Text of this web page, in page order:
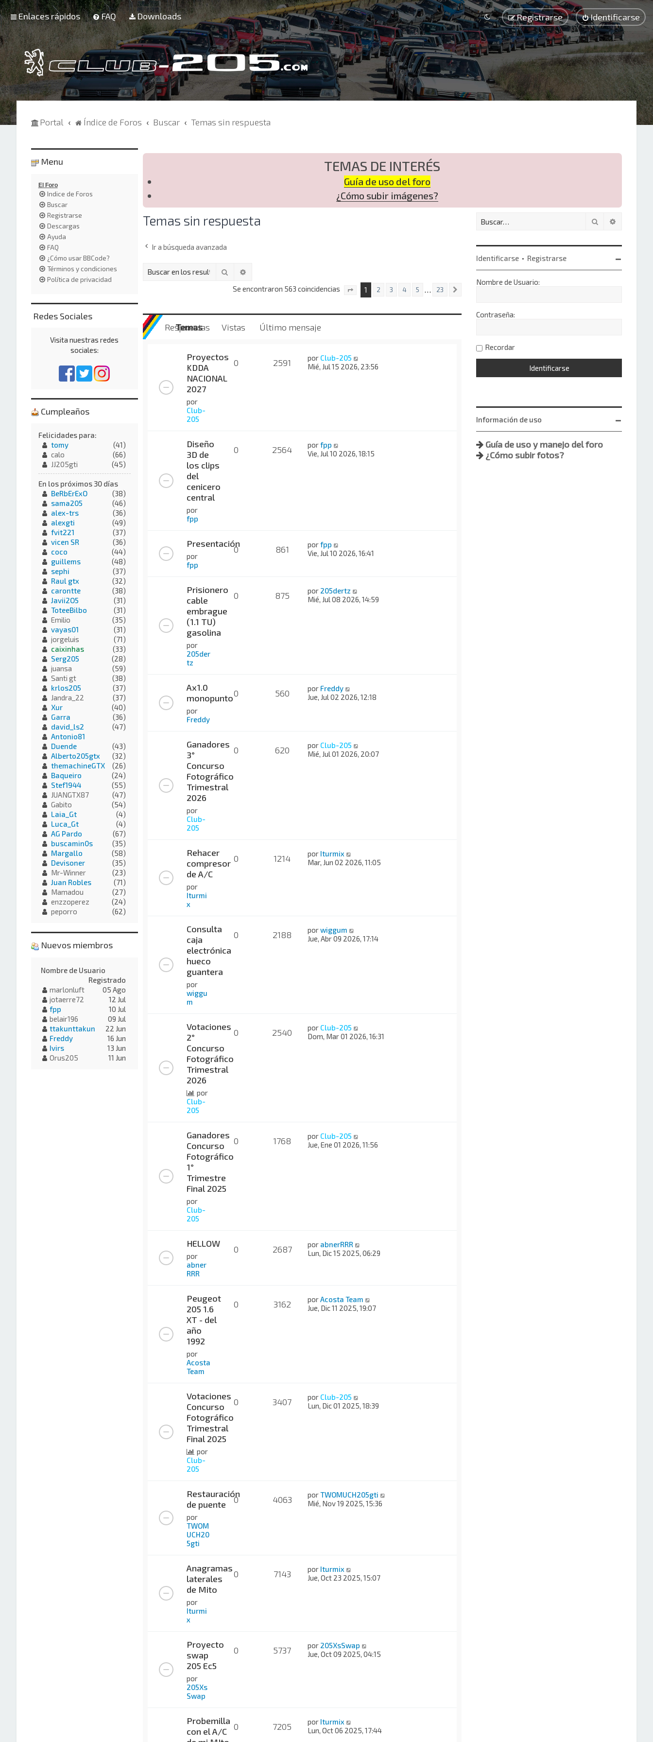
Enlaces rápidos FAQ Downloads Identificarse
Registrarse
Portal Índice de Foros Buscar Temas sin respuesta
TEMAS DE INTERÉS
Guía de uso del foro
¿Cómo subir imágenes?
Temas sin respuesta
Ir a búsqueda avanzada
Buscar
Se encontraron 563 coincidencias Página1 de23
1 2 3 4 5 … 23
Temas
Respuestas Vistas Último mensaje
Proyectos
KDDA
NACIONAL
2027
por
Club-
205
0 2591 por Club-205
Mié, Jul 15 2026, 23:56
Diseño
3D de
los clips
del
cenicero
central
por
fpp
0 2564 porfpp
Vie, Jul 10 2026, 18:15
Presentación
por
fpp
0 861 porfpp
Vie, Jul 10 2026, 16:41
Prisionero
cable
embrague
(1.1 TU)
gasolina
por
205der
tz
0 875 por 205dertz
Mié, Jul 08 2026, 14:59
Ax1.0
monopunto
por
Freddy
0 560 por Freddy
Jue, Jul 02 2026, 12:18
Ganadores
3°
Concurso
Fotográfico
Trimestral
2026
por
Club-
205
0 620 por Club-205
Mié, Jul 01 2026, 20:07
Rehacer
compresor
de A/C
por
Iturmi
x
0 1214 por Iturmix
Mar, Jun 02 2026, 11:05
Consulta
caja
electrónica
hueco
guantera
por
wiggu
m
0 2188 porwiggum
Jue, Abr 09 2026, 17:14
Votaciones
2°
Concurso
Fotográfico
Trimestral
2026
por
Club-
205
0 2540 por Club-205
Dom, Mar 01 2026, 16:31
Ganadores
Concurso
Fotográfico
1°
Trimestre
Final 2025
por
Club-
205
0 1768 por Club-205
Jue, Ene 01 2026, 11:56
HELLOW
por
abner
RRR
0 2687 por abnerRRR
Lun, Dic 15 2025, 06:29
Peugeot
205 1.6
XT - del
año
1992
por
Acosta
Team
0 3162 porAcosta Team
Jue, Dic 11 2025, 19:07
Votaciones
Concurso
Fotográfico
Trimestral
Final 2025
por
Club-
205
0 3407 por Club-205
Lun, Dic 01 2025, 18:39
Restauración
de puente
por
TWOM
UCH20
5gti
0 4063 porTWOMUCH205gti
Mié, Nov 19 2025, 15:36
Anagramas
laterales
de Mito
por
Iturmi
x
0 7143 por Iturmix
Jue, Oct 23 2025, 15:07
Proyecto
swap
205 Ec5
por
205Xs
Swap
0 5737 por 205XsSwap
Jue, Oct 09 2025, 04:15
Probemilla
con el A/C
0 7205 por Iturmix
Lun, Oct 06 2025, 17:44
Buscar
Identificarse • Registrarse
Nombre de Usuario:
Contraseña:
Recordar
Información de uso
Guía de uso y manejo del foro
¿Cómo subir fotos?
Menu
El Foro
Indice de Foros
Buscar
Registrarse
Descargas
Ayuda
FAQ
¿Cómo usar BBCode?
Términos y condiciones
Política de privacidad
Redes Sociales
Visita nuestras redes
sociales:
Cumpleaños
Felicidades para:
tomy
(41)
calo
(66)
JJ205gti
(45)
En los próximos 30 días
BeRbErExO
(38)
sama205
(46)
alex-trs
(36)
alexgti
(49)
fvit221
(37)
vicen SR
(36)
coco
(44)
guillems
(48)
sephi
(37)
Raul gtx
(32)
carontte
(38)
Javii2O5
(31)
ToteeBilbo
(31)
Emilio
(35)
vayas01
(31)
jorgeluis
(71)
caixinhas
(33)
Serg205
(28)
juansa
(59)
Santi gt
(38)
krlos205
(37)
Jandra_22
(37)
Xur
(40)
Garra
(36)
david_ls2
(47)
Antonio81
Duende
(43)
Alberto205gtx
(32)
themachineGTX
(26)
Baqueiro
(24)
Stef1944
(55)
JUANGTX87
(47)
Gabito
(54)
Laia_Gt
(4)
Luca_Gt
(4)
AG Pardo
(67)
buscamin0s
(35)
Margallo
(58)
Devisoner
(35)
Mr-Winner
(23)
Juan Robles
(71)
Mamadou
(27)
enzzoperez
(24)
peporro
(62)
Nuevos miembros
Nombre de Usuario
Registrado
marlonluft
05 Ago
jotaerre72
12 Jul
fpp
10 Jul
belair196
09 Jul
ttakunttakun
22 Jun
Freddy
16 Jun
Ivirs
13 Jun
Orus205
11 Jun